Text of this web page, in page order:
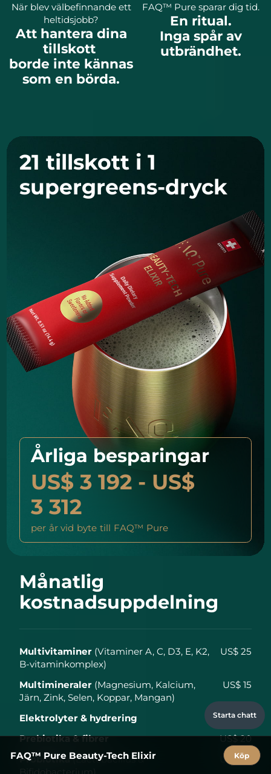
När blev välbefinnande ett
heltidsjobb?
Att hantera dina
tillskott
borde inte kännas
som en börda.
FAQ™ Pure sparar dig tid.
En ritual.
Inga spår av
utbrändhet.
Årliga besparingar
US$ 3 192 - US$
3 312
per år vid byte till FAQ™ Pure
21 tillskott i 1
supergreens-dryck
Månatlig
kostnadsuppdelning
Multivitaminer (Vitaminer A, C, D3, E, K2,
B-vitaminkomplex)
US$ 25
Multimineraler (Magnesium, Kalcium,
Järn, Zink, Selen, Koppar, Mangan)
US$ 15
Elektrolyter & hydrering
US$ 30
Prebiotika & fibrer
US$ 20
Probiotika(Lactobacillus &
Bifidobacterium)
US$ 30
Starta chatt
FAQ™ Pure Beauty-Tech Elixir Köp